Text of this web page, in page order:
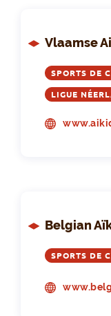
Vlaamse
SPORTS DE
LIGUE
Belgian
SPORTS DE